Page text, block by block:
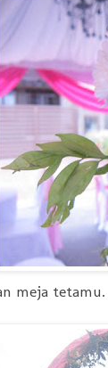
meja tetamu.